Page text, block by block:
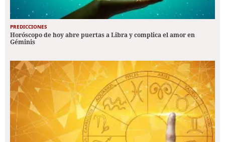
PREDICCIONES
Horóscopo de hoy abre puertas a Libra y complica el amor en
Géminis